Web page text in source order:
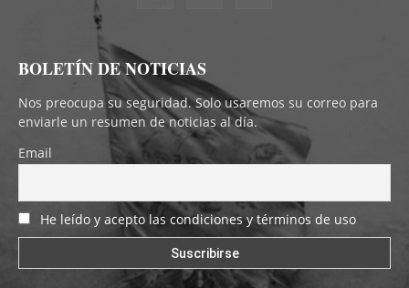
BOLETÍN DE NOTICIAS
Nos preocupa su seguridad. Solo usaremos su correo para
enviarle un resumen de noticias al día.
Email
He leído y acepto las condiciones y términos de uso